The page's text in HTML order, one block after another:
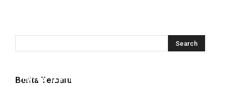
Berita Terbaru
Hyrox Training x Extracuriculer Exhabition